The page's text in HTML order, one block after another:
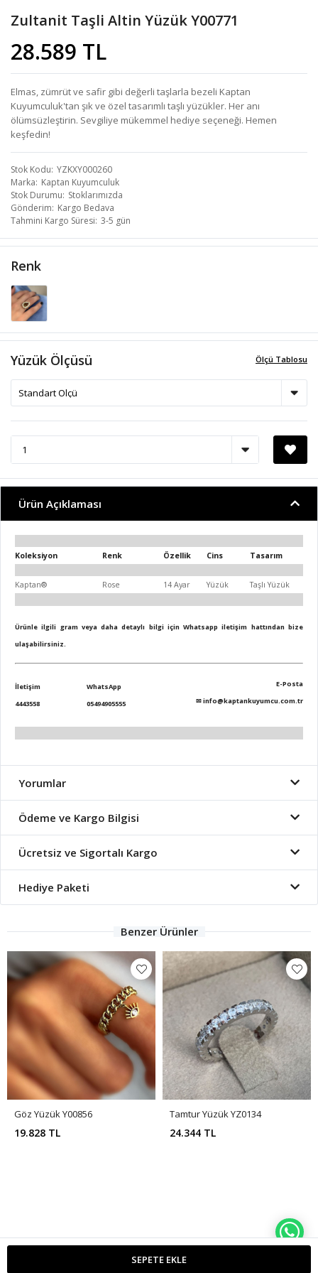
Zultanit Taşli Altin Yüzük Y00771
28.589 TL
Elmas, zümrüt ve safir gibi değerli taşlarla bezeli Kaptan
Kuyumculuk'tan şık ve özel tasarımlı taşlı yüzükler. Her anı
ölümsüzleştirin. Sevgiliye mükemmel hediye seçeneği. Hemen
keşfedin!
Stok Kodu YZKXY000260
Marka Kaptan Kuyumculuk
Stok Durumu Stoklarımızda
Gönderim Kargo Bedava
Tahmini Kargo Süresi 3-5 gün
Renk
Ölçü Tablosu
Yüzük Ölçüsü
SEPETE EKLE
Ürün Açıklaması
Koleksiyon Renk Özellik Cins Tasarım
Kaptan® Rose 14 Ayar Yüzük Taşlı Yüzük
Ürünle ilgili gram veya daha detaylı bilgi için Whatsapp iletişim hattından bize
ulaşabilirsiniz.
İletişim
4443558
WhatsApp
05494905555
E-Posta
✉info@kaptankuyumcu.com.tr
Yorumlar
Ödeme ve Kargo Bilgisi
Ücretsiz ve Sigortalı Kargo
Hediye Paketi
Benzer Ürünler
Göz Yüzük Y00856
19.828 TL
Tamtur Yüzük YZ0134
24.344 TL